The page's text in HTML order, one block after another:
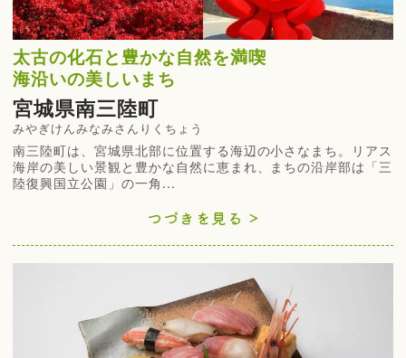
太古の化石と豊かな自然を満喫
海沿いの美しいまち
宮城県南三陸町
みやぎけんみなみさんりくちょう
南三陸町は、宮城県北部に位置する海辺の小さなまち。リアス
海岸の美しい景観と豊かな自然に恵まれ、まちの沿岸部は「三
陸復興国立公園」の一角...
つづきを見る